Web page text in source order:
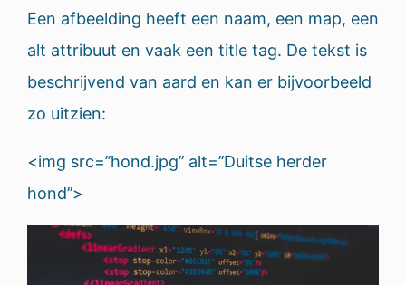
Een afbeelding heeft een naam, een map, een
alt attribuut en vaak een title tag. De tekst is
beschrijvend van aard en kan er bijvoorbeeld
zo uitzien:
<img src=’’hond.jpg’’ alt=’’Duitse herder
hond’’>